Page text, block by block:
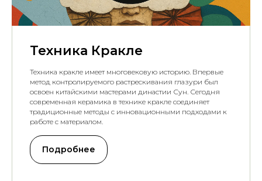
Техника Кракле
Техника кракле имеет многовековую историю. Впервые
метод контролируемого растрескивания глазури был
освоен китайскими мастерами династии Сун. Сегодня
современная керамика в технике кракле соединяет
традиционные методы с инновационными подходами к
работе с материалом.
Подробнее